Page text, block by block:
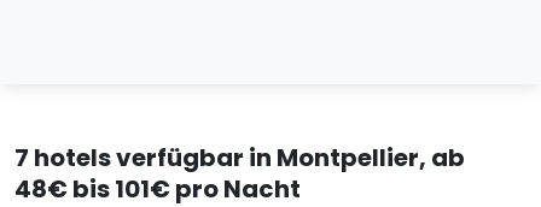
7 hotels verfügbar in Montpellier, ab
48€ bis 101€ pro Nacht